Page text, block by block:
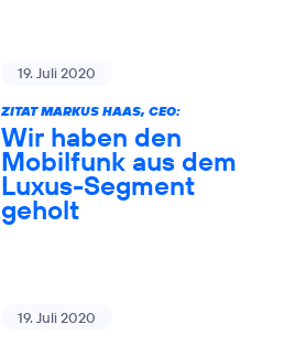
19. Juli 2020
ZITAT MARKUS HAAS, CEO:
Wir haben den
Mobilfunk aus dem
Luxus-Segment
geholt
19. Juli 2020